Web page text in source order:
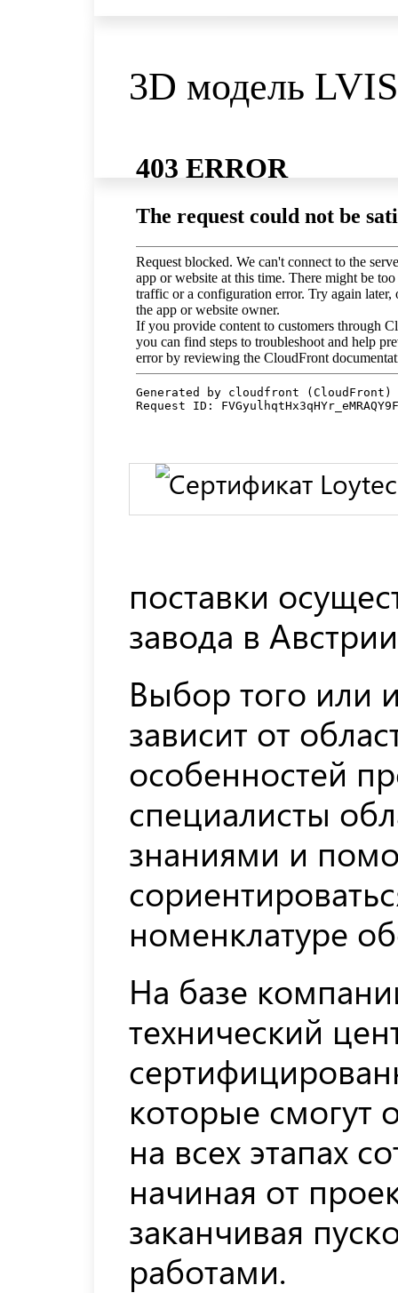
3D модель
поставки
завода в
Выбор того или
зависит от
особенностей
специалисты
знаниями и
номенклатуре
На базе
технический
которые смогут
на всех этапах
начиная от
заканчивая
работами.